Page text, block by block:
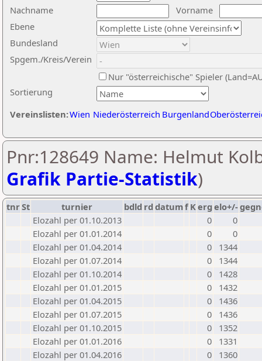
Nachname
Vorname
Ebene
Sortierung
Bundesland
Spgem./Kreis/Verein
Nur "österreichische" Spieler
Vereinslisten:Wien Niederösterreich Burgenland
Pnr:128649 Name: Helmut
Grafik Partie-Statistik)
tnrSt turnier bdld rd datumf Kerg elo+/-
Elozahl per 01.10.2013
0
0
Elozahl per 01.01.2014
0
0
Elozahl per 01.04.2014
0
1344
Elozahl per 01.07.2014
0
1344
Elozahl per 01.10.2014
0
1428
Elozahl per 01.01.2015
0
1432
Elozahl per 01.04.2015
0
1436
Elozahl per 01.07.2015
0
1436
Elozahl per 01.10.2015
0
1352
Elozahl per 01.01.2016
0
1331
Elozahl per 01.04.2016
0
1360